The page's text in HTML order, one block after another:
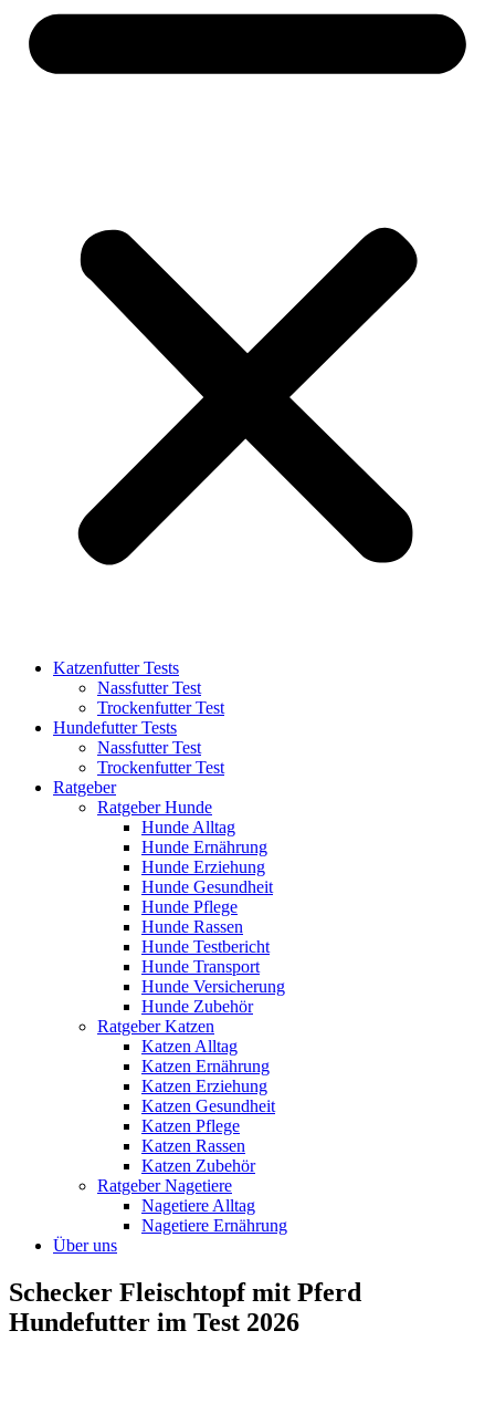
Katzenfutter Tests
Nassfutter Test
Trockenfutter Test
Hundefutter Tests
Nassfutter Test
Trockenfutter Test
Ratgeber
Ratgeber Hunde
Hunde Alltag
Hunde Ernährung
Hunde Erziehung
Hunde Gesundheit
Hunde Pflege
Hunde Rassen
Hunde Testbericht
Hunde Transport
Hunde Versicherung
Hunde Zubehör
Ratgeber Katzen
Katzen Alltag
Katzen Ernährung
Katzen Erziehung
Katzen Gesundheit
Katzen Pflege
Katzen Rassen
Katzen Zubehör
Ratgeber Nagetiere
Nagetiere Alltag
Nagetiere Ernährung
Über uns
Schecker Fleischtopf mit Pferd
Hundefutter im Test 2026